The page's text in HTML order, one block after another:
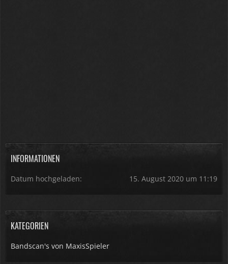
INFORMATIONEN
Datum hochgeladen 15. August 2020 um 11:19
KATEGORIEN
Bandscan's von MaxisSpieler